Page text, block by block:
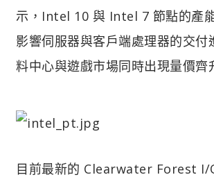
示，Intel 10 與 Intel 7 節點的產
影響伺服器與客戶端處理器的交付
料中心與遊戲市場同時出現量價齊
目前最新的 Clearwater Forest I/